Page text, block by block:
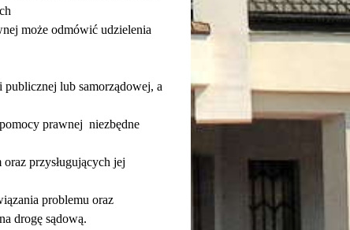
może odmówić udzielenia
publicznej lub samorządowej, a
prawnej  niezbędne
przysługujących jej
problemu oraz
drogę sądową.